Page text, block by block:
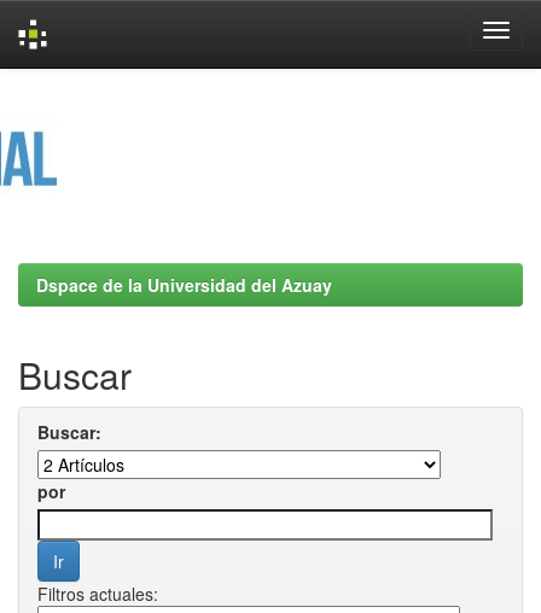
Dspace de la Universidad del Azuay
Buscar
Buscar:
por
Filtros actuales: